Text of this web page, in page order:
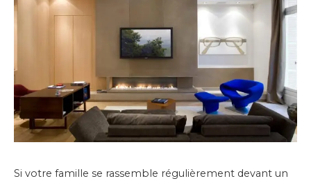
Si votre famille se rassemble régulièrement devant un